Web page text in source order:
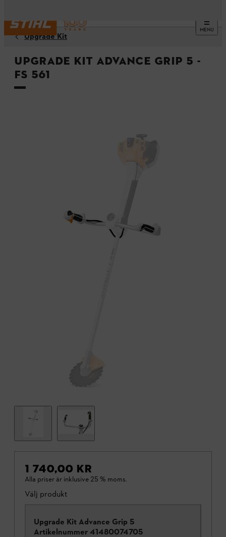
MENU
Upgrade Kit
Upgrade Kit Advance Grip 5 -
FS 561
1 740,00 KR
Alla priser är inklusive 25 % moms.
Välj produkt
Upgrade Kit Advance Grip 5
Artikelnummer 41480074705